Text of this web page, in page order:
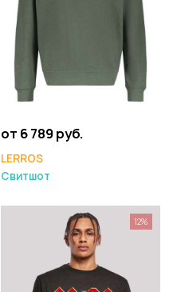
от 6 789 руб.
LERROS
Свитшот
12%